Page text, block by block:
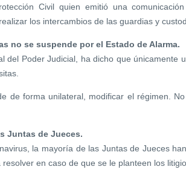
Civil quien emitió una
los intercambios de las guardias y
no se suspende por el Estado de Alarma.
del Poder Judicial, ha dicho que únicamente
de forma unilateral, modificar el régimen.
Juntas de Jueces.
la mayoría de las Juntas de Jueces
en caso de que se le planteen los